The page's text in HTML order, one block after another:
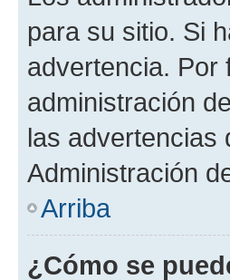
para su sitio. Si
advertencia. Por
administración
las advertencias
Administración
Arriba
¿Cómo se